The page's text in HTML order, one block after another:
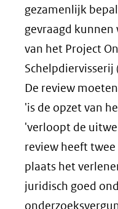
gezamenlijk
gevraagd
van het Project
Schelpdiervisserij
De review
'is de opzet van
'verloopt de
review heeft
plaats het
juridisch goed